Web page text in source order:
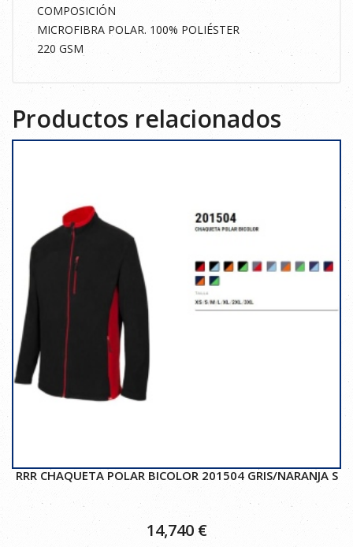
COMPOSICIÓN
MICROFIBRA POLAR. 100% POLIÉSTER
220 GSM
Productos relacionados
RRR CHAQUETA POLAR BICOLOR 201504 GRIS/NARANJA S
14,740 €